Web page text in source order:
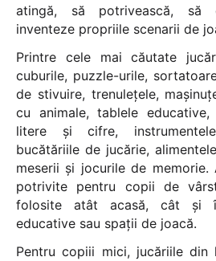
atingă, să potrivească, să
inventeze propriile scenarii de
Printre cele mai căutate
cuburile, puzzle-urile,
de stivuire, trenulețele,
cu animale, tablele
litere și cifre,
bucătăriile de jucărie,
meserii și jocurile de memorie.
potrivite pentru copii de
folosite atât acasă, cât și
educative sau spații de joacă.
Pentru copiii mici, jucăriile din